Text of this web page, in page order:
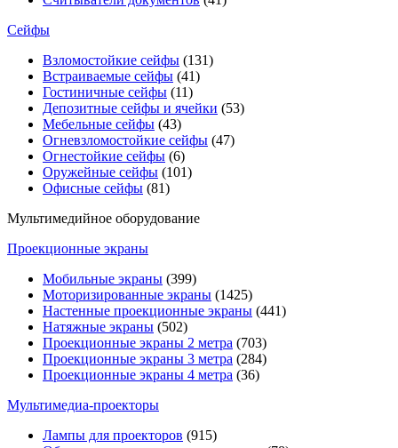
Сейфы
Взломостойкие сейфы (131)
Встраиваемые сейфы (41)
Гостиничные сейфы (11)
Депозитные сейфы и ячейки (53)
Мебельные сейфы (43)
Огневзломостойкие сейфы (47)
Огнестойкие сейфы (6)
Оружейные сейфы (101)
Офисные сейфы (81)
Мультимедийное оборудование
Проекционные экраны
Мобильные экраны (399)
Моторизированные экраны (1425)
Настенные проекционные экраны (441)
Натяжные экраны (502)
Проекционные экраны 2 метра (703)
Проекционные экраны 3 метра (284)
Проекционные экраны 4 метра (36)
Мультимедиa-проекторы
Лампы для проекторов (915)